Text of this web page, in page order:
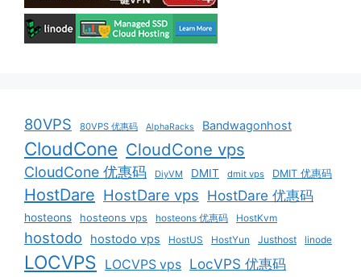
80VPS 80VPS 优惠码 AlphaRacks Bandwagonhost
CloudCone CloudCone vps
CloudCone 优惠码 DiyVM DMIT dmit vps DMIT 优惠码
HostDare HostDare vps HostDare 优惠码
hosteons hosteons vps hosteons 优惠码 HostKvm
hostodo hostodo vps HostUS HostYun Justhost linode
LOCVPS LOCVPS vps LocVPS 优惠码